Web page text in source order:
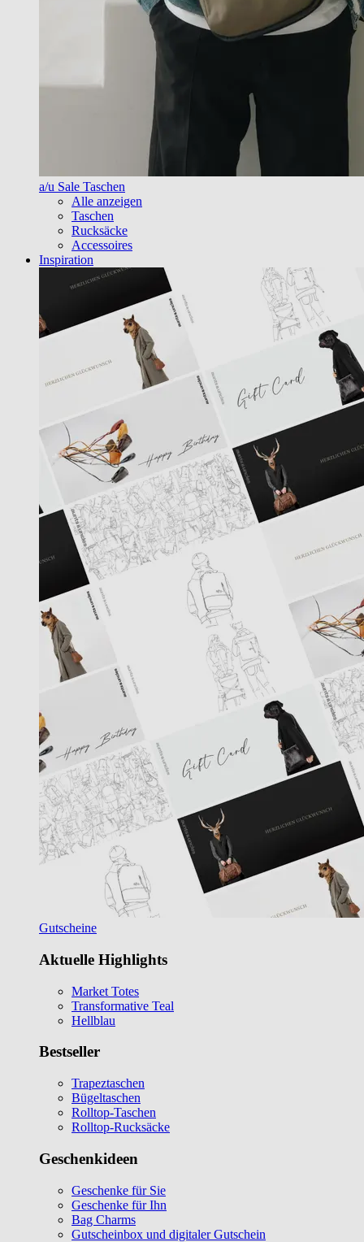
a/u Sale Taschen
Alle anzeigen
Taschen
Rucksäcke
Accessoires
Inspiration
Gutscheine
Aktuelle Highlights
Market Totes
Transformative Teal
Hellblau
Bestseller
Trapeztaschen
Bügeltaschen
Rolltop-Taschen
Rolltop-Rucksäcke
Geschenkideen
Geschenke für Sie
Geschenke für Ihn
Bag Charms
Gutscheinbox und digitaler Gutschein